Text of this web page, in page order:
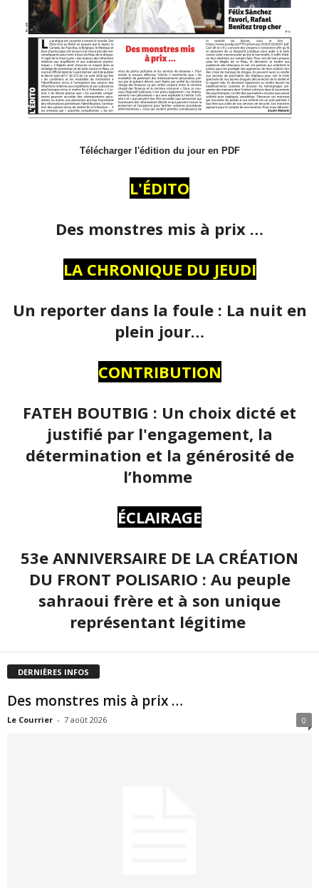
Télécharger l'édition du jour en PDF
L'ÉDITO
Des monstres mis à prix …
LA CHRONIQUE DU JEUDI
Un reporter dans la foule : La nuit en
plein jour…
CONTRIBUTION
FATEH BOUTBIG : Un choix dicté et
justifié par l'engagement, la
détermination et la générosité de
l’homme
ÉCLAIRAGE
53e ANNIVERSAIRE DE LA CRÉATION
DU FRONT POLISARIO : Au peuple
sahraoui frère et à son unique
représentant légitime
DERNIÈRES INFOS
Des monstres mis à prix …
Le Courrier - 7 août 2026 0